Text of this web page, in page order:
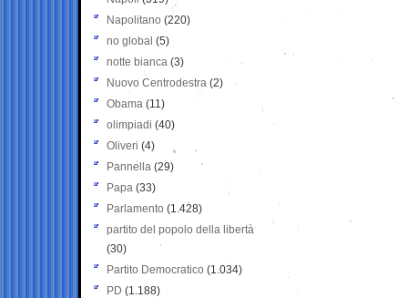
Napolitano (220)
no global (5)
notte bianca (3)
Nuovo Centrodestra (2)
Obama (11)
olimpiadi (40)
Oliveri (4)
Pannella (29)
Papa (33)
Parlamento (1.428)
partito del popolo della libertà
(30)
Partito Democratico (1.034)
PD (1.188)